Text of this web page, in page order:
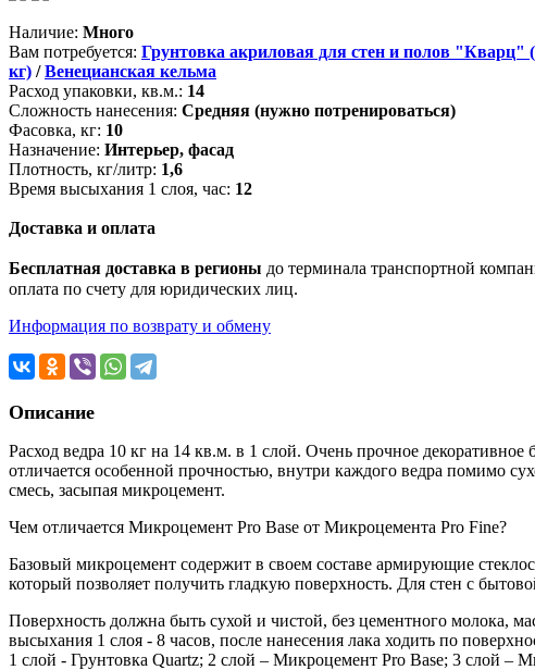
Наличие: Много
Вам потребуется: Грунтовка акриловая для стен и полов "Кварц"
кг) /Венецианская кельма
Расход упаковки, кв.м.: 14
Сложность нанесения: Средняя (нужно потренироваться)
Фасовка, кг: 10
Назначение: Интерьер, фасад
Плотность, кг/литр: 1,6
Время высыхания 1 слоя, час: 12
Доставка и оплата
Бесплатная доставка в регионы до терминала транспортной
оплата по счету для юридических лиц.
Информация по возврату и обмену
Описание
Расход ведра 10 кг на 14 кв.м. в 1 слой. Очень прочное
отличается особенной прочностью, внутри каждого ведра помимо
смесь, засыпая микроцемент.
Чем отличается Микроцемент Pro Base от Микроцемента Pro Fine?
Базовый микроцемент содержит в своем составе армирующие
который позволяет получить гладкую поверхность. Для стен с
Поверхность должна быть сухой и чистой, без цементного молока,
высыхания 1 слоя - 8 часов, после нанесения лака ходить по
1 слой - Грунтовка Quartz; 2 слой – Микроцемент Pro Base; 3 слой